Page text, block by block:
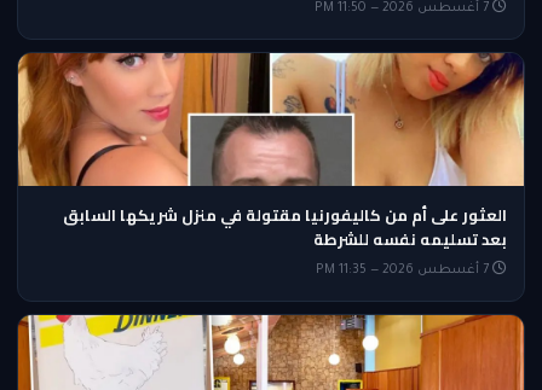
العثور على أم من كاليفورنيا مقتولة في منزل شريكها السابق
بعد تسليمه نفسه للشرطة